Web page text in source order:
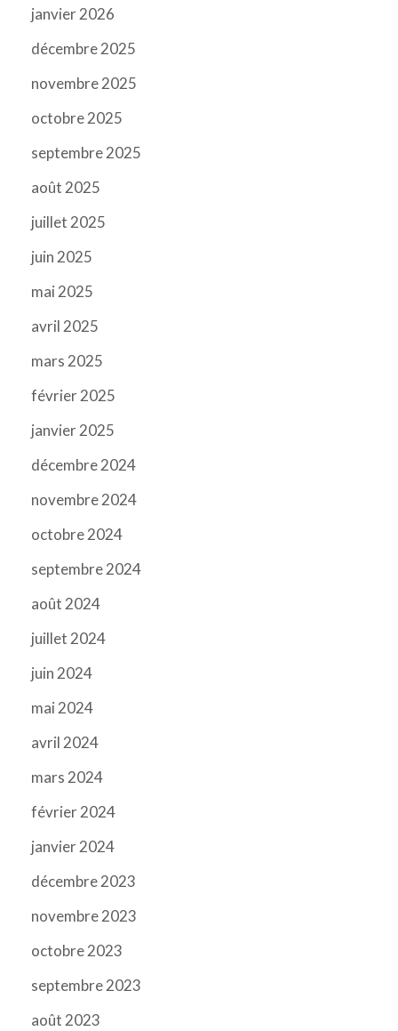
janvier 2026
décembre 2025
novembre 2025
octobre 2025
septembre 2025
août 2025
juillet 2025
juin 2025
mai 2025
avril 2025
mars 2025
février 2025
janvier 2025
décembre 2024
novembre 2024
octobre 2024
septembre 2024
août 2024
juillet 2024
juin 2024
mai 2024
avril 2024
mars 2024
février 2024
janvier 2024
décembre 2023
novembre 2023
octobre 2023
septembre 2023
août 2023